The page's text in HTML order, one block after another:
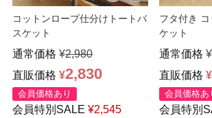
コットンロープ仕分けトートバ
スケット
通常価格 ¥2,980
直販価格 ¥2,830
会員価格あり
会員特別SALE ¥2,545
フタ付き
ケット
通常価格 ¥
直販価格 ¥
会員価格あ
会員特別